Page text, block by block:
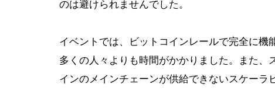
のは避けられませんでした。
イベントでは、ビットコインレールで完全に
多くの人々よりも時間がかかりました。また
インのメインチェーンが供給できないスケーラ